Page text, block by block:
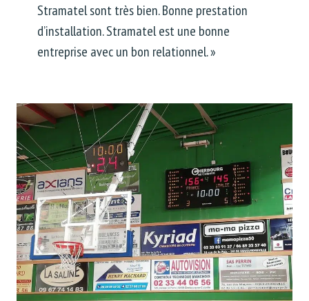
Stramatel sont très bien. Bonne prestation
d’installation. Stramatel est une bonne
entreprise avec un bon relationnel. »